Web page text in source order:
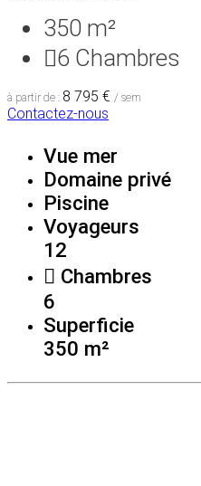
350 m²
6 Chambres
à partir de : 8 795 € / sem
Contactez-nous
Vue mer
Domaine privé
Piscine
Voyageurs
12
Chambres
6
Superficie
350 m²